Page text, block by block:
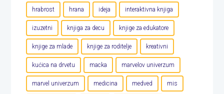
hrabrost hrana ideja interaktivna knjiga
izuzetni knjiga za decu knjige za edukatore
knjige za mlade knjige za roditelje kreativni
kućica na drvetu macka marvelov univerzum
marvel univerzum medicina medved mis